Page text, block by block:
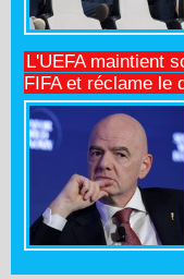
L'UEFA maintient
FIFA et réclame le